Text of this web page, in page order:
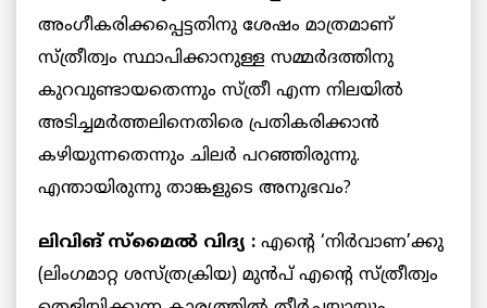
അംഗീകരിക്കപ്പെട്ടതിനു ശേഷം മാത്രമാണ്
സ്ത്രീത്വം സ്ഥാപിക്കാനുള്ള സമ്മര്‍ദത്തിനു
കുറവുണ്ടായതെന്നും സ്ത്രീ എന്ന നിലയില്‍
അടിച്ചമര്‍ത്തലിനെതിരെ പ്രതികരിക്കാന്‍
കഴിയുന്നതെന്നും ചിലര്‍ പറഞ്ഞിരുന്നു.
എന്തായിരുന്നു താങ്കളുടെ അനുഭവം?
ലിവിങ് സ്‌മൈല്‍ വിദ്യ : എന്റെ ‘നിര്‍വാണ’ക്കു
(ലിംഗമാറ്റ ശസ്ത്രക്രിയ) മുന്‍പ് എന്റെ സ്ത്രീത്വം